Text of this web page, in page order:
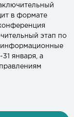
в формате
этап по
января, а